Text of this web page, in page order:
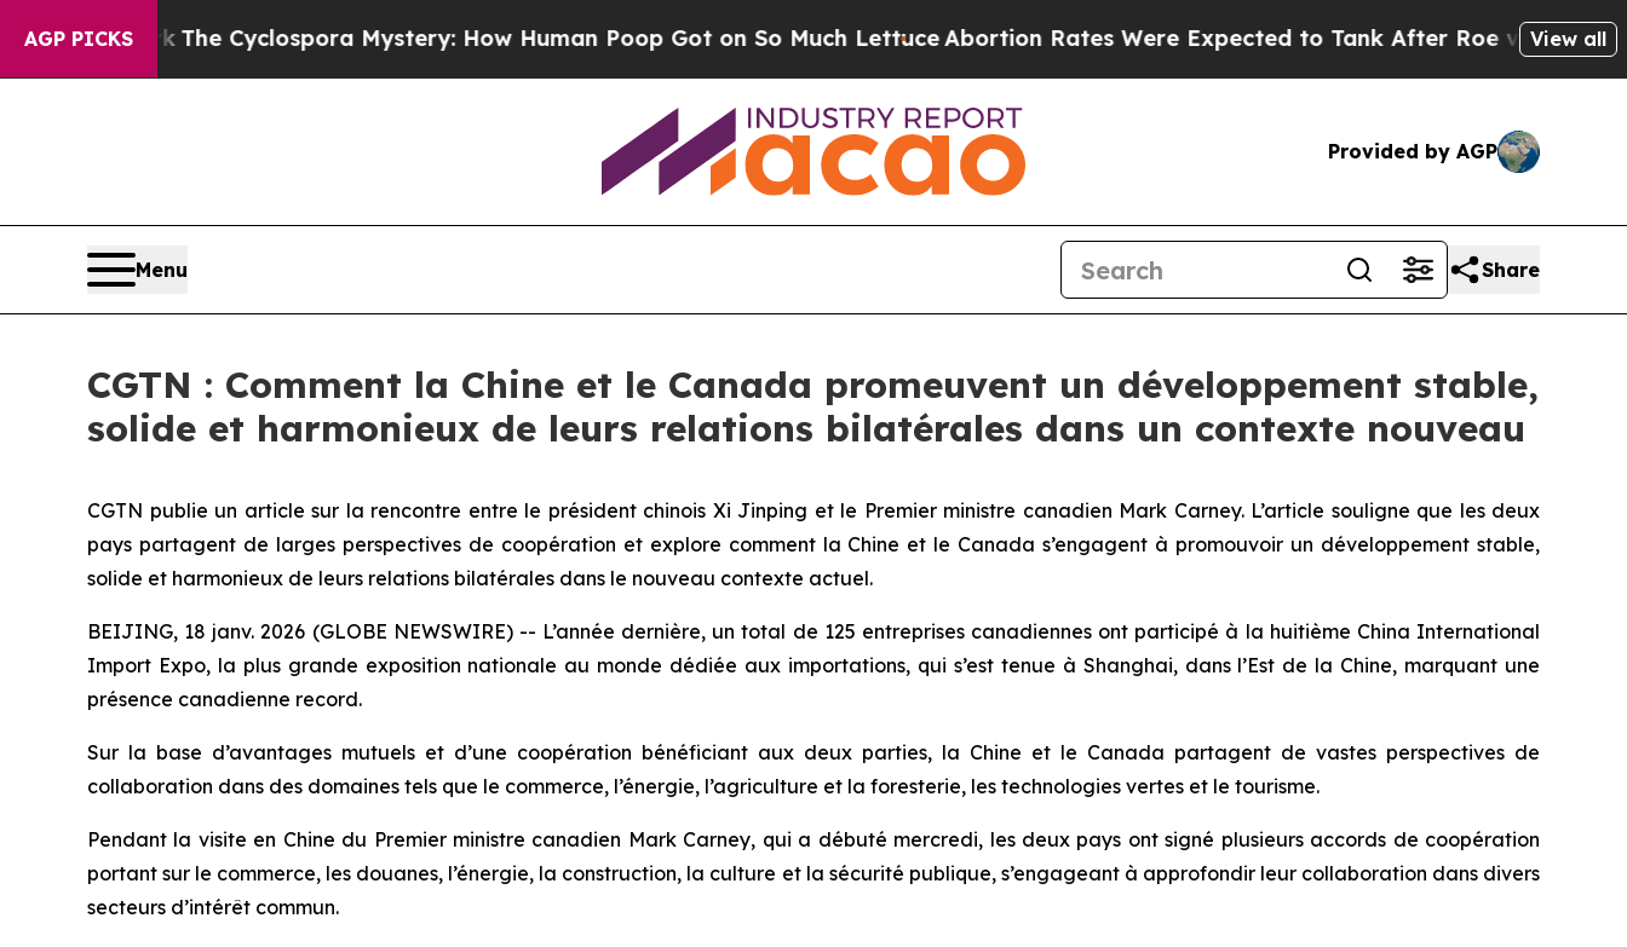
AGP PICKS
The Cyclospora Mystery: How Human Poop Got on So Much LettuceAbortion Rates Were Expected to Tank After Roe v. Wade wasView all
Provided by AGP
Menu Share
CGTN : Comment la Chine et le Canada promeuvent un développement stable,
solide et harmonieux de leurs relations bilatérales dans un contexte nouveau
CGTN publie un article sur la rencontre entre le président chinois Xi Jinping et le Premier ministre canadien Mark Carney. L’article souligne que les deux
pays partagent de larges perspectives de coopération et explore comment la Chine et le Canada s’engagent à promouvoir un développement stable,
solide et harmonieux de leurs relations bilatérales dans le nouveau contexte actuel.
BEIJING, 18 janv. 2026 (GLOBE NEWSWIRE) -- L’année dernière, un total de 125 entreprises canadiennes ont participé à la huitième China International
Import Expo, la plus grande exposition nationale au monde dédiée aux importations, qui s’est tenue à Shanghai, dans l’Est de la Chine, marquant une
présence canadienne record.
Sur la base d’avantages mutuels et d’une coopération bénéficiant aux deux parties, la Chine et le Canada partagent de vastes perspectives de
collaboration dans des domaines tels que le commerce, l’énergie, l’agriculture et la foresterie, les technologies vertes et le tourisme.
Pendant la visite en Chine du Premier ministre canadien Mark Carney, qui a débuté mercredi, les deux pays ont signé plusieurs accords de coopération
portant sur le commerce, les douanes, l’énergie, la construction, la culture et la sécurité publique, s’engageant à approfondir leur collaboration dans divers
secteurs d’intérêt commun.